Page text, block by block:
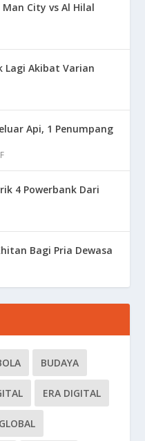
City vs Al Hilal
Lagi Akibat Varian
Api, 1 Penumpang
4 Powerbank Dari
Bagi Pria Dewasa
BUDAYA
ERA DIGITAL
GLOBAL